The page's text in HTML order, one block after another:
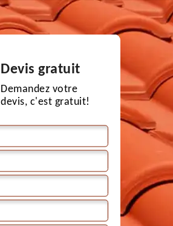
Devis gratuit
Demandez votre
devis, c'est gratuit!